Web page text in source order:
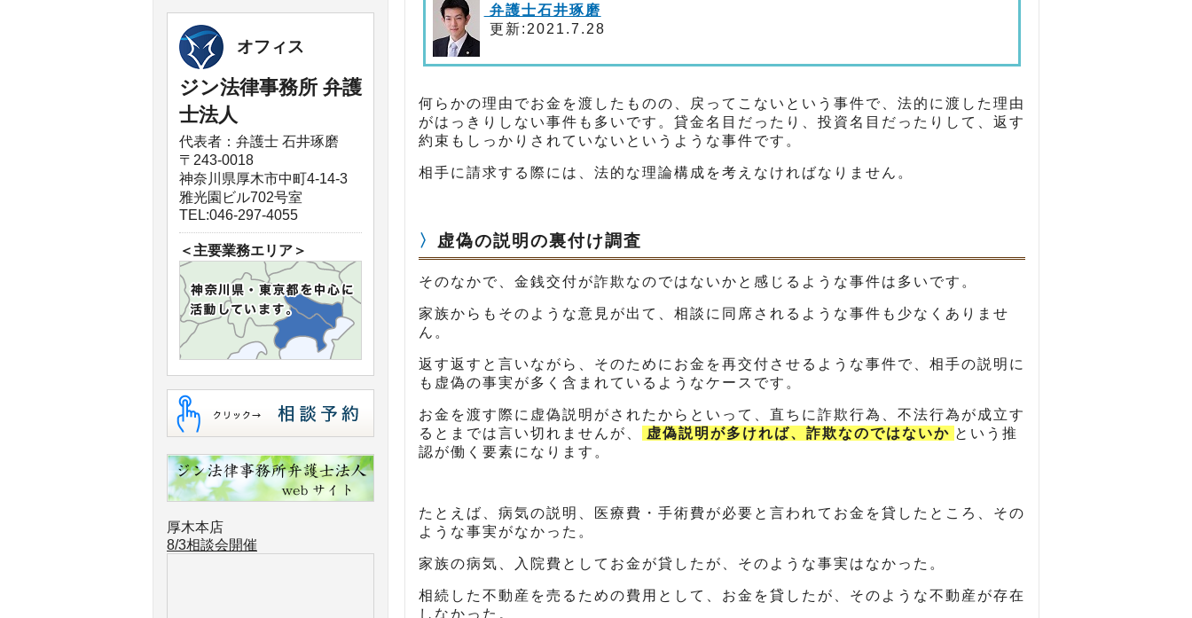
弁護士石井琢磨
更新:2021.7.28
何らかの理由でお金を渡したものの、戻ってこないという事件で、法的に渡した理由
がはっきりしない事件も多いです。貸金名目だったり、投資名目だったりして、返す
約束もしっかりされていないというような事件です。
相手に請求する際には、法的な理論構成を考えなければなりません。
虚偽の説明の裏付け調査
そのなかで、金銭交付が詐欺なのではないかと感じるような事件は多いです。
家族からもそのような意見が出て、相談に同席されるような事件も少なくありませ
ん。
返す返すと言いながら、そのためにお金を再交付させるような事件で、相手の説明に
も虚偽の事実が多く含まれているようなケースです。
お金を渡す際に虚偽説明がされたからといって、直ちに詐欺行為、不法行為が成立す
るとまでは言い切れませんが、
虚偽説明が多ければ、詐欺なのではないか という推
認が働く要素になります。
たとえば、病気の説明、医療費・手術費が必要と言われてお金を貸したところ、その
ような事実がなかった。
家族の病気、入院費としてお金が貸したが、そのような事実はなかった。
相続した不動産を売るための費用として、お金を貸したが、そのような不動産が存在
しなかった。
オフィス
ジン法律事務所 弁護
士法人
代表者：弁護士 石井琢磨
〒243-0018
神奈川県厚木市中町4-14-3
雅光園ビル702号室
TEL:046-297-4055
＜主要業務エリア＞
厚木本店
8/3相談会開催